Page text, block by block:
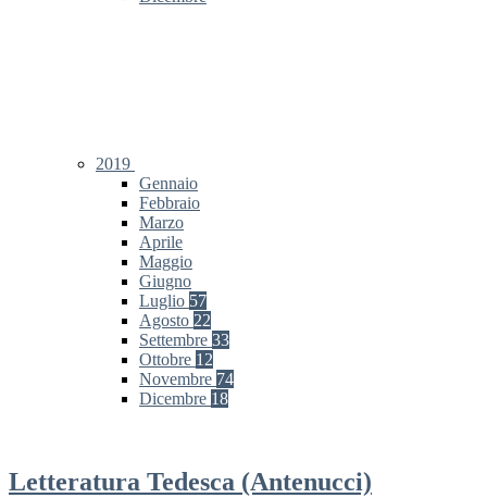
2019
Gennaio
Febbraio
Marzo
Aprile
Maggio
Giugno
Luglio 57
Agosto 22
Settembre 33
Ottobre 12
Novembre 74
Dicembre 18
Letteratura Tedesca (Antenucci)